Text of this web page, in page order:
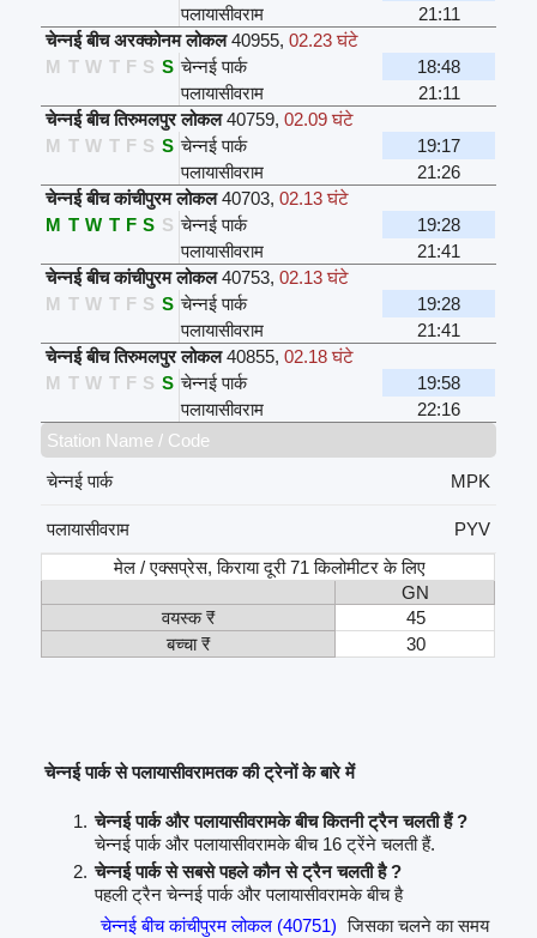
पलायासीवराम
21:11
चेन्नई बीच अरक्कोनम लोकल 40955,02.23 घंटे
M T W T F S S चेन्नई पार्क
18:48
पलायासीवराम
21:11
चेन्नई बीच तिरुमलपुर लोकल 40759,02.09 घंटे
M T W T F S S चेन्नई पार्क
19:17
पलायासीवराम
21:26
चेन्नई बीच कांचीपुरम लोकल 40703,02.13 घंटे
M T W T F S S चेन्नई पार्क
19:28
पलायासीवराम
21:41
चेन्नई बीच कांचीपुरम लोकल 40753,02.13 घंटे
M T W T F S S चेन्नई पार्क
19:28
पलायासीवराम
21:41
चेन्नई बीच तिरुमलपुर लोकल 40855,02.18 घंटे
M T W T F S S चेन्नई पार्क
19:58
पलायासीवराम
22:16
Station Name / Code
चेन्नई पार्क
MPK
पलायासीवराम
PYV
मेल / एक्सप्रेस, किराया दूरी 71 किलोमीटर के लिए
GN
वयस्क ₹
45
बच्चा ₹
30
चेन्नई पार्क से पलायासीवरामतक की ट्रेनों के बारे में
चेन्नई पार्क और पलायासीवरामके बीच कितनी ट्रैन चलती हैं ?
चेन्नई पार्क और पलायासीवरामके बीच 16 ट्रेंने चलती हैं.
चेन्नई पार्क से सबसे पहले कौन से ट्रैन चलती है ?
पहली ट्रैन चेन्नई पार्क और पलायासीवरामके बीच है
चेन्नई बीच कांचीपुरम लोकल (40751) जिसका चलने का समय